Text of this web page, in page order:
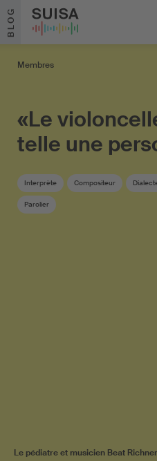
Aller au contenu
BLOG
Membres
«Le
telle une
Interprète Compositeur
Parolier
Le pédiatre et musicien Beat